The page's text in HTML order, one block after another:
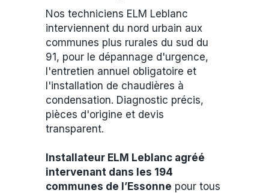
Nos techniciens ELM Leblanc
interviennent du nord urbain aux
communes plus rurales du sud du
91, pour le dépannage d'urgence,
l'entretien annuel obligatoire et
l'installation de chaudières à
condensation. Diagnostic précis,
pièces d'origine et devis
transparent.
Installateur ELM Leblanc agréé
intervenant dans les 194
communes de l’Essonne pour tous